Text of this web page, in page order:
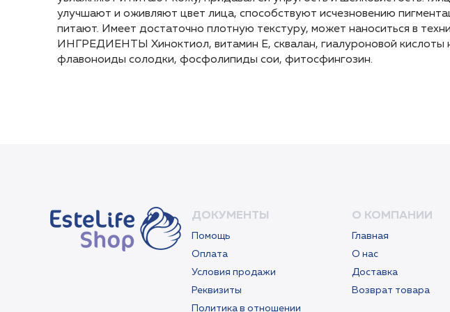
улучшают и оживляют цвет лица, способствуют исчезновению
питают. Имеет достаточно плотную текстуру, может наноситься в
ИНГРЕДИЕНТЫ Хиноктиол, витамин Е, сквалан, гиалуроновой кислоты
флавоноиды солодки, фосфолипиды сои, фитосфингозин.
улучшают и оживляют цвет лица, способствуют исчезновению
питают. Имеет достаточно плотную текстуру, может наноситься в
ИНГРЕДИЕНТЫ Хиноктиол, витамин Е, сквалан, гиалуроновой кислоты
флавоноиды солодки, фосфолипиды сои, фитосфингозин.
ДОКУМЕНТЫ
Помощь
Оплата
Условия продажи
Реквизиты
Политика в отношении
О КОМПАНИИ
Главная
О нас
Доставка
Возврат товара